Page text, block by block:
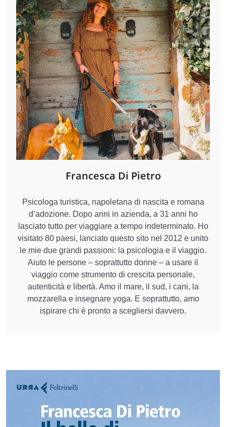
Francesca Di Pietro
Psicologa turistica, napoletana di nascita e romana
d’adozione. Dopo anni in azienda, a 31 anni ho
lasciato tutto per viaggiare a tempo indeterminato. Ho
visitato 80 paesi, lanciato questo sito nel 2012 e unito
le mie due grandi passioni: la psicologia e il viaggio.
Aiuto le persone – soprattutto donne – a usare il
viaggio come strumento di crescita personale,
autenticità e libertà. Amo il mare, il sud, i cani, la
mozzarella e insegnare yoga. E soprattutto, amo
ispirare chi è pronto a scegliersi davvero.